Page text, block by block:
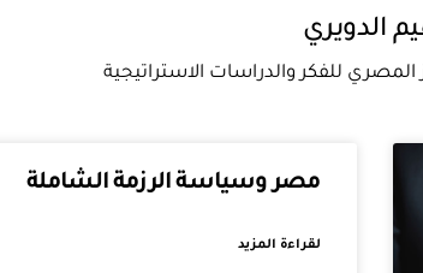
الدويري
المصري للفكر والدراسات الاستراتيجية
مصر وسياسة الرزمة الشاملة
لقراءة المزيد